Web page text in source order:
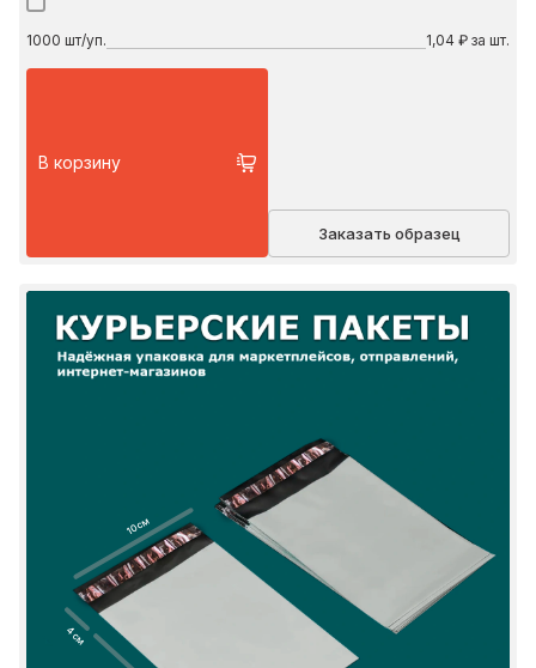
1000 шт/уп. 1,04 ₽ за шт.
В корзину
Заказать образец
10 см
4 см